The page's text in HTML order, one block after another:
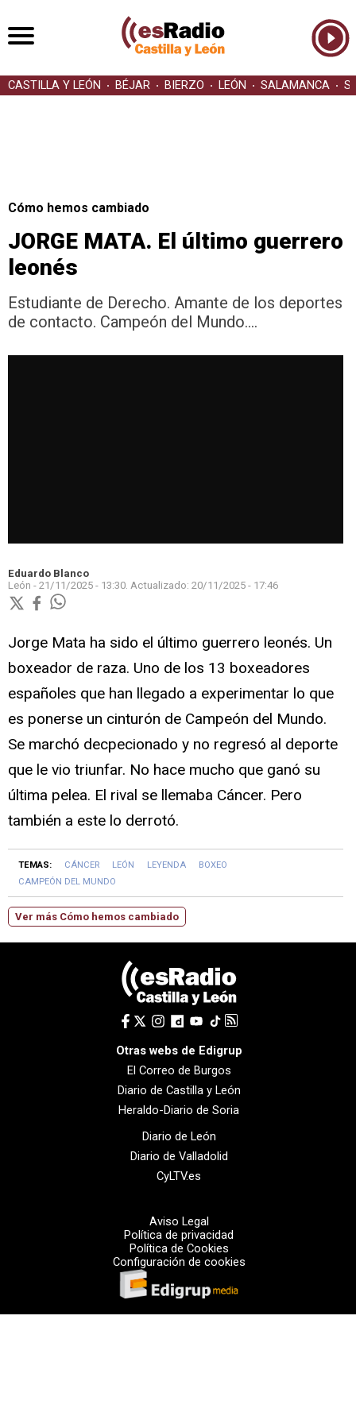
CASTILLA Y LEÓN BÉJAR BIERZO LEÓN SALAMANCA
Cómo hemos cambiado
JORGE MATA. El último guerrero
leonés
Estudiante de Derecho. Amante de los deportes
de contacto. Campeón del Mundo....
Eduardo Blanco
León - 21/11/2025 - 13:30. Actualizado: 20/11/2025 - 17:46
Jorge Mata ha sido el último guerrero leonés. Un
boxeador de raza. Uno de los 13 boxeadores
españoles que han llegado a experimentar lo que
es ponerse un cinturón de Campeón del Mundo.
Se marchó decpecionado y no regresó al deporte
que le vio triunfar. No hace mucho que ganó su
última pelea. El rival se llemaba Cáncer. Pero
también a este lo derrotó.
TEMAS: CÁNCER LEÓN LEYENDA
BOXEO
CAMPEÓN DEL MUNDO
Ver más Cómo hemos cambiado
Otras webs de Edigrup
El Correo de Burgos
Diario de Castilla y León
Heraldo-Diario de Soria
Diario de León
Diario de Valladolid
CyLTV.es
Aviso Legal
Política de privacidad
Política de Cookies
Configuración de cookies